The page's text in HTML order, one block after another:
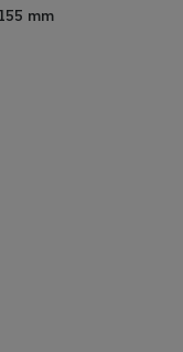
155 mm